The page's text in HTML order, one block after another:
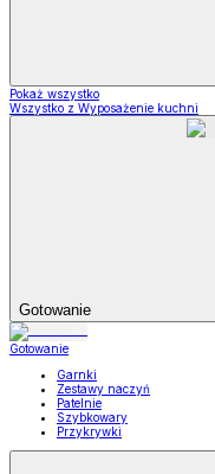
Pokaż wszystko
Wszystko z Wyposażenie kuchni
Gotowanie
Gotowanie
Garnki
Zestawy naczyń
Patelnie
Szybkowary
Przykrywki